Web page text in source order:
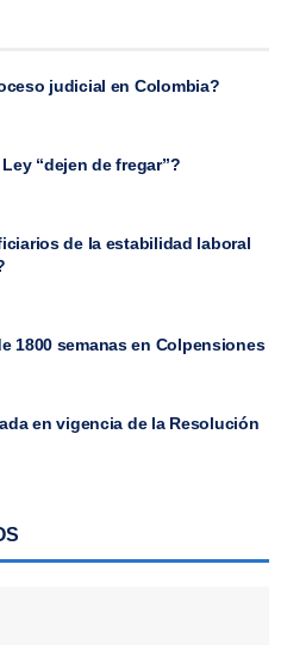
judicial en Colombia?
“dejen de fregar”?
de la estabilidad laboral
1800 semanas en Colpensiones
en vigencia de la Resolución